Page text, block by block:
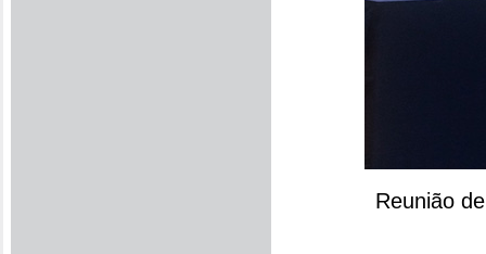
Reunião